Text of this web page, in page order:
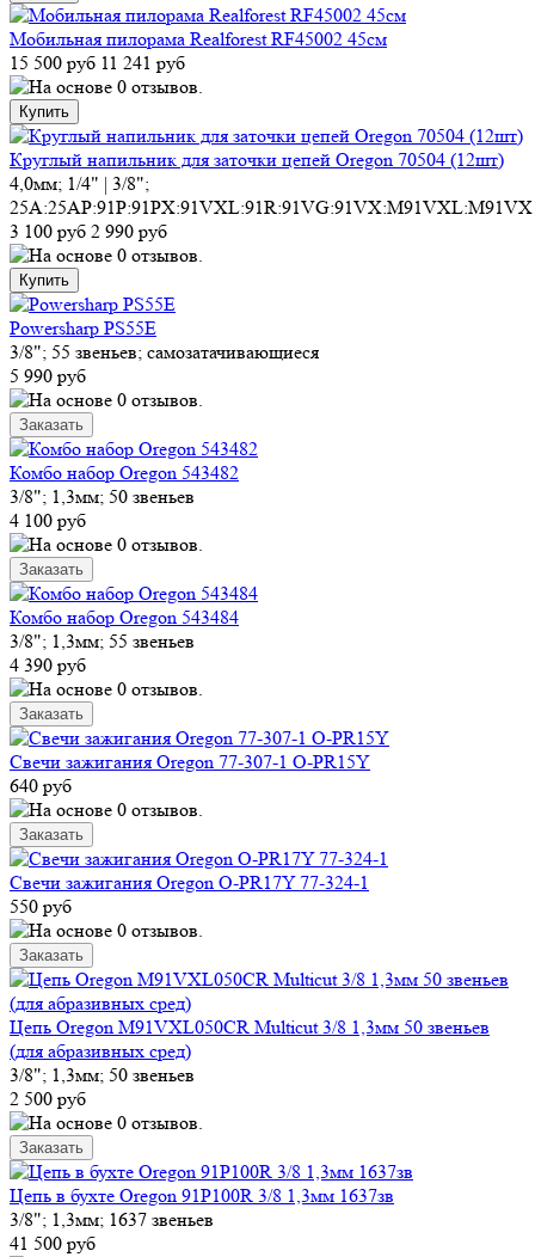
Мобильная пилорама Realforest RF45002 45см
15 500 руб 11 241 руб
Круглый напильник для заточки цепей Oregon 70504 (12шт)
4,0мм; 1/4" | 3/8";
25A:25AP:91P:91PX:91VXL:91R:91VG:91VX:M91VXL:M91VX
3 100 руб 2 990 руб
Powersharp PS55E
3/8"; 55 звеньев; самозатачивающиеся
5 990 руб
Комбо набор Oregon 543482
3/8"; 1,3мм; 50 звеньев
4 100 руб
Комбо набор Oregon 543484
3/8"; 1,3мм; 55 звеньев
4 390 руб
Свечи зажигания Oregon 77-307-1 O-PR15Y
640 руб
Свечи зажигания Oregon O-PR17Y 77-324-1
550 руб
Цепь Oregon M91VXL050CR Multicut 3/8 1,3мм 50 звеньев
(для абразивных сред)
3/8"; 1,3мм; 50 звеньев
2 500 руб
Цепь в бухте Oregon 91P100R 3/8 1,3мм 1637зв
3/8"; 1,3мм; 1637 звеньев
41 500 руб